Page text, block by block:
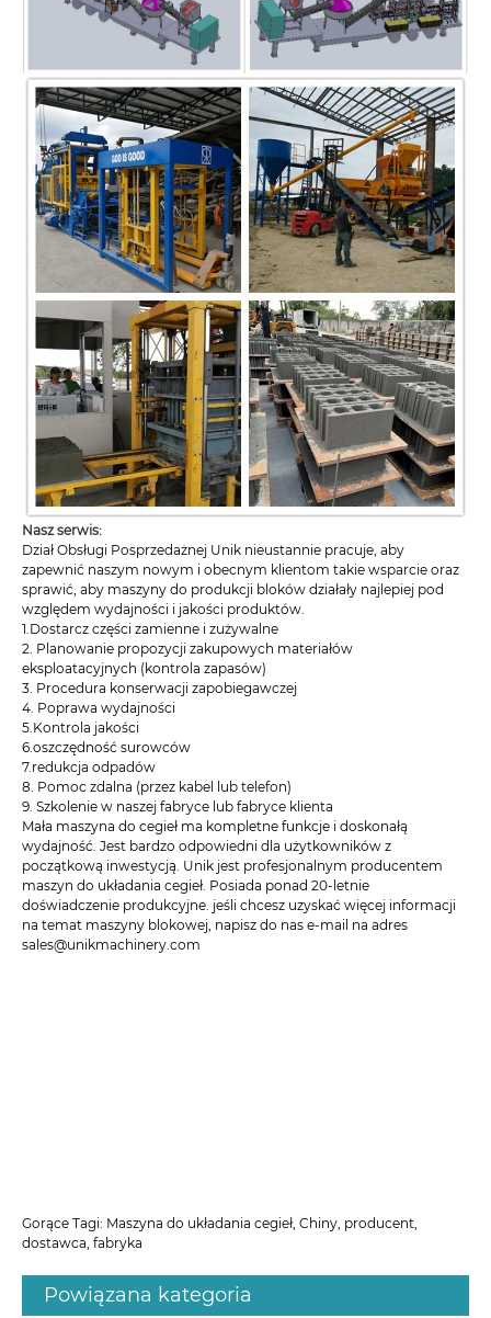
Nasz serwis:
Dział Obsługi Posprzedażnej Unik nieustannie pracuje, aby
zapewnić naszym nowym i obecnym klientom takie wsparcie oraz
sprawić, aby maszyny do produkcji bloków działały najlepiej pod
względem wydajności i jakości produktów.
1.Dostarcz części zamienne i zużywalne
2. Planowanie propozycji zakupowych materiałów
eksploatacyjnych (kontrola zapasów)
3. Procedura konserwacji zapobiegawczej
4. Poprawa wydajności
5.Kontrola jakości
6.oszczędność surowców
7.redukcja odpadów
8. Pomoc zdalna (przez kabel lub telefon)
9. Szkolenie w naszej fabryce lub fabryce klienta
Mała maszyna do cegieł ma kompletne funkcje i doskonałą
wydajność. Jest bardzo odpowiedni dla użytkowników z
początkową inwestycją. Unik jest profesjonalnym producentem
maszyn do układania cegieł. Posiada ponad 20-letnie
doświadczenie produkcyjne. jeśli chcesz uzyskać więcej informacji
na temat maszyny blokowej, napisz do nas e-mail na adres
sales@unikmachinery.com
Gorące Tagi: Maszyna do układania cegieł, Chiny, producent,
dostawca, fabryka
Powiązana kategoria